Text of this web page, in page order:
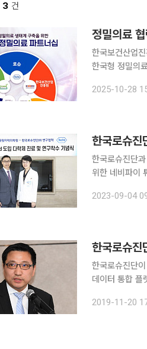
3 건
정밀의료
한국보건산업
한국형 정밀의
연구자 인식조
2025-10-28
한국로슈진
한국로슈진단
위한 네비파이
적화된 글로벌
2023-09-04
한국로슈진
한국로슈진단
데이터 통합
가는 회사의 비
2019-11-20